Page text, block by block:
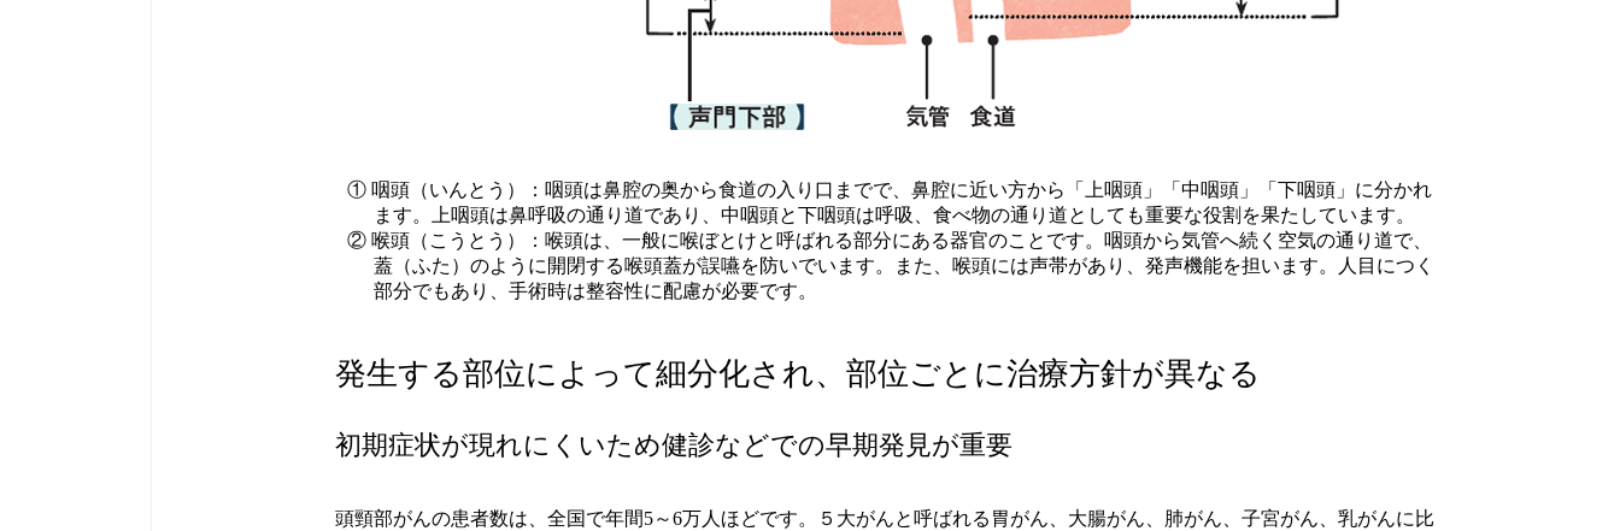
①咽頭（いんとう）：咽頭は鼻腔の奥から食道の入り口までで、鼻腔に近い方から「上咽頭」「中咽頭」「下咽頭」に分かれ
ます。上咽頭は鼻呼吸の通り道であり、中咽頭と下咽頭は呼吸、食べ物の通り道としても重要な役割を果たしています。
②喉頭（こうとう）：喉頭は、一般に喉ぼとけと呼ばれる部分にある器官のことです。咽頭から気管へ続く空気の通り道で、
蓋（ふた）のように開閉する喉頭蓋が誤嚥を防いでいます。また、喉頭には声帯があり、発声機能を担います。人目につく
部分でもあり、手術時は整容性に配慮が必要です。
発生する部位によって細分化され、部位ごとに治療方針が異なる
初期症状が現れにくいため健診などでの早期発見が重要
頭頸部がんの患者数は、全国で年間5～6万人ほどです。５大がんと呼ばれる胃がん、大腸がん、肺がん、子宮がん、乳がんに比